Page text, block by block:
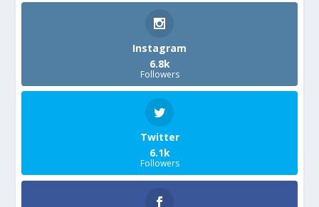
Instagram
6.8k
Followers
Twitter
6.1k
Followers